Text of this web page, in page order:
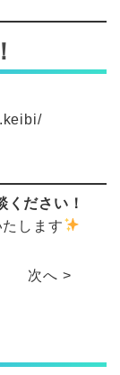
ください！
します
次へ >